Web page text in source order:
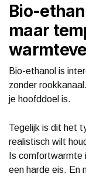
Bio-
maar
Bio-ethanol is
zonder
je hoofddoel is.
Tegelijk is dit het
realistisch wilt
Is comfortwarmte
een harde eis. En